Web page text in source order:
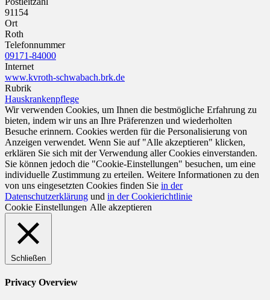
91154
Ort
Roth
Telefonnummer
09171-84000
Internet
www.kvroth-schwabach.brk.de
Rubrik
Hauskrankenpflege
Wir verwenden Cookies, um Ihnen die bestmögliche Erfahrung zu
bieten, indem wir uns an Ihre Präferenzen und wiederholten
Besuche erinnern. Cookies werden für die Personalisierung von
Anzeigen verwendet. Wenn Sie auf "Alle akzeptieren" klicken,
erklären Sie sich mit der Verwendung aller Cookies einverstanden.
Sie können jedoch die "Cookie-Einstellungen" besuchen, um eine
individuelle Zustimmung zu erteilen. Weitere Informationen zu den
von uns eingesetzten Cookies finden Sie in der
Datenschutzerklärung und in der Cookierichtlinie
Cookie Einstellungen Alle akzeptieren
Schließen
Privacy Overview